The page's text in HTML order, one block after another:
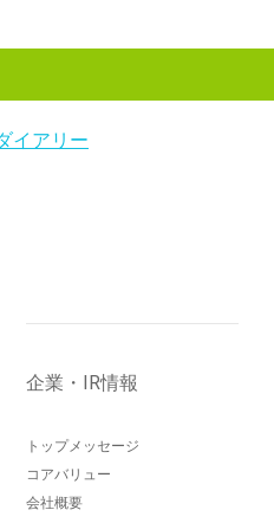
イアリー
企業・IR情報
トップメッセージ
コアバリュー
会社概要